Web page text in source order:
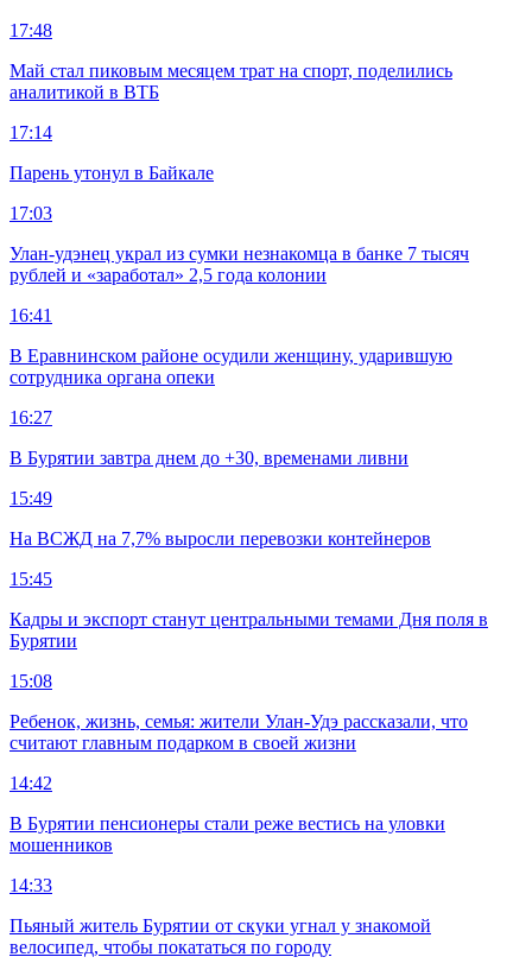
17:48
Май стал пиковым месяцем трат на спорт, поделились
аналитикой в ВТБ
17:14
Парень утонул в Байкале
17:03
Улан-удэнец украл из сумки незнакомца в банке 7 тысяч
рублей и «заработал» 2,5 года колонии
16:41
В Еравнинском районе осудили женщину, ударившую
сотрудника органа опеки
16:27
В Бурятии завтра днем до +30, временами ливни
15:49
На ВСЖД на 7,7% выросли перевозки контейнеров
15:45
Кадры и экспорт станут центральными темами Дня поля в
Бурятии
15:08
Ребенок, жизнь, семья: жители Улан-Удэ рассказали, что
считают главным подарком в своей жизни
14:42
В Бурятии пенсионеры стали реже вестись на уловки
мошенников
14:33
Пьяный житель Бурятии от скуки угнал у знакомой
велосипед, чтобы покататься по городу